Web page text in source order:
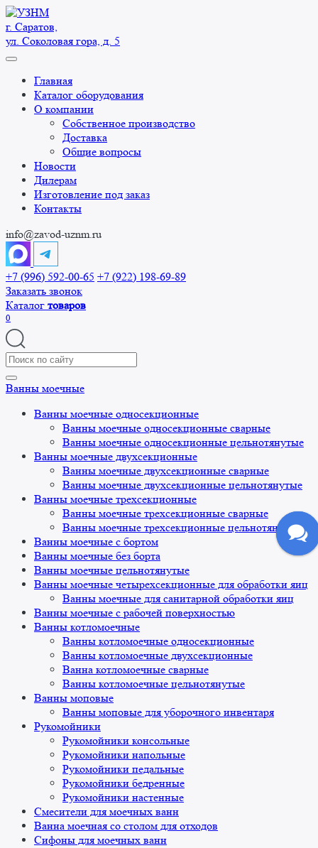
Перейти
к
содержанию
г. Саратов,
ул. Соколовая гора, д. 5
Главная
Каталог оборудования
О компании
Собственное производство
Доставка
Общие вопросы
Новости
Дилерам
Изготовление под заказ
Контакты
info@zavod-uznm.ru
+7 (996) 592-00-65 +7 (922) 198-69-89
Заказать звонок
Каталог товаров
0
Search
for:
Ванны моечные
Ванны моечные односекционные
Ванны моечные односекционные сварные
Ванны моечные односекционные цельнотянутые
Ванны моечные двухсекционные
Ванны моечные двухсекционные сварные
Ванны моечные двухсекционные цельнотянутые
Ванны моечные трехсекционные
Ванны моечные трехсекционные сварные
Ванны моечные трехсекционные цельнотянутые
Ванны моечные с бортом
Ванны моечные без борта
Ванны моечные цельнотянутые
Ванны моечные четырехсекционные для обработки яиц
Ванны моечные для санитарной обработки яиц
Ванны моечные с рабочей поверхностью
Ванны котломоечные
Ванны котломоечные односекционные
Ванны котломоечные двухсекционные
Ванна котломоечные сварные
Ванны котломоечные цельнотянутые
Ванны моповые
Ванны моповые для уборочного инвентаря
Рукомойники
Рукомойники консольные
Рукомойники напольные
Рукомойники педальные
Рукомойники бедренные
Рукомойники настенные
Смесители для моечных ванн
Ванна моечная со столом для отходов
Сифоны для моечных ванн